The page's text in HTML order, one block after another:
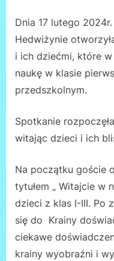
Dnia 17 lutego
Hedwiżynie
i ich dziećmi, które
naukę w klasie
przedszkolnym.
Spotkanie
witając dzieci i ich
Na początku goście
tytułem „ Witajcie w
dzieci z klas I-III. Po
się do Krainy
ciekawe
krainy wyobraźni i